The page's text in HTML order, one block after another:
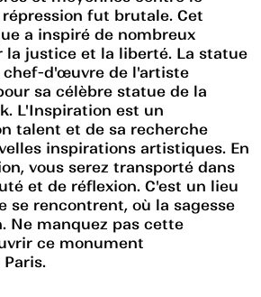
fut brutale. Cet
a inspiré de nombreux
justice et la liberté. La statue
chef-d'œuvre de l'artiste
sa célèbre statue de la
L'Inspiration est un
talent et de sa recherche
inspirations artistiques. En
vous serez transporté dans
et de réflexion. C'est un lieu
se rencontrent, où la sagesse
Ne manquez pas cette
ce monument